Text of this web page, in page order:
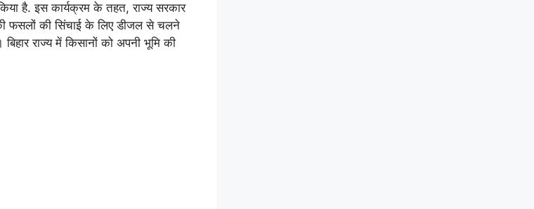
है. इस कार्यक्रम के तहत, राज्य सरकार
फसलों की सिंचाई के लिए डीजल से चलने
राज्य में किसानों को अपनी भूमि की